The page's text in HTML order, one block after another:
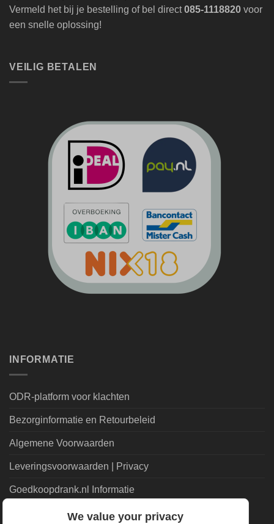
Vermeld het bij je bestelling of bel direct085-1118820 voor
een snelle oplossing!
VEILIG BETALEN
INFORMATIE
ODR-platform voor klachten
Bezorginformatie en Retourbeleid
Algemene Voorwaarden
Leveringsvoorwaarden | Privacy
Goedkoopdrank.nl Informatie
We value your privacy